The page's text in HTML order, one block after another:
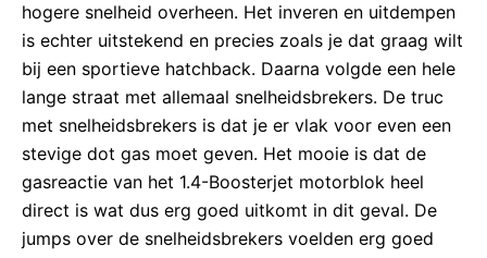
hogere snelheid overheen. Het inveren en uitdempen
is echter uitstekend en precies zoals je dat graag wilt
bij een sportieve hatchback. Daarna volgde een hele
lange straat met allemaal snelheidsbrekers. De truc
met snelheidsbrekers is dat je er vlak voor even een
stevige dot gas moet geven. Het mooie is dat de
gasreactie van het 1.4-Boosterjet motorblok heel
direct is wat dus erg goed uitkomt in dit geval. De
jumps over de snelheidsbrekers voelden erg goed